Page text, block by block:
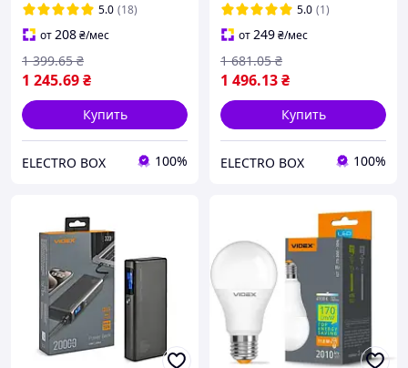
5.0 (18)
от208₴/мес
1 245.69₴
1 399.65 ₴
Купить
ELECTRO BOX 100%
5.0 (1)
от249₴/мес
1 496.13₴
1 681.05 ₴
Купить
ELECTRO BOX 100%